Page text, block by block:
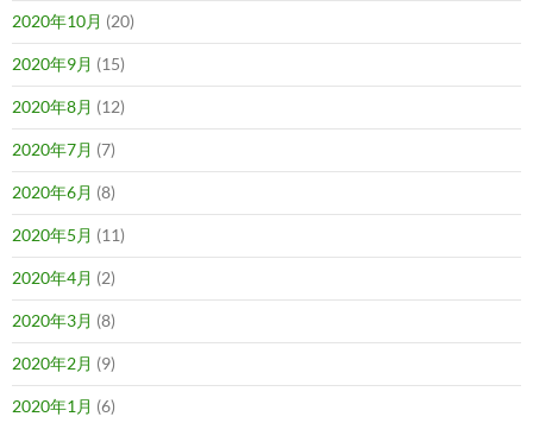
2020年10月 (20)
2020年9月 (15)
2020年8月 (12)
2020年7月 (7)
2020年6月 (8)
2020年5月 (11)
2020年4月 (2)
2020年3月 (8)
2020年2月 (9)
2020年1月 (6)